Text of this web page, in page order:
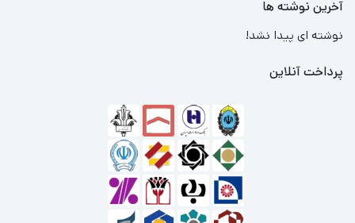
آخرین نوشته ها
نوشته ای پیدا نشد!
پرداخت آنلاین